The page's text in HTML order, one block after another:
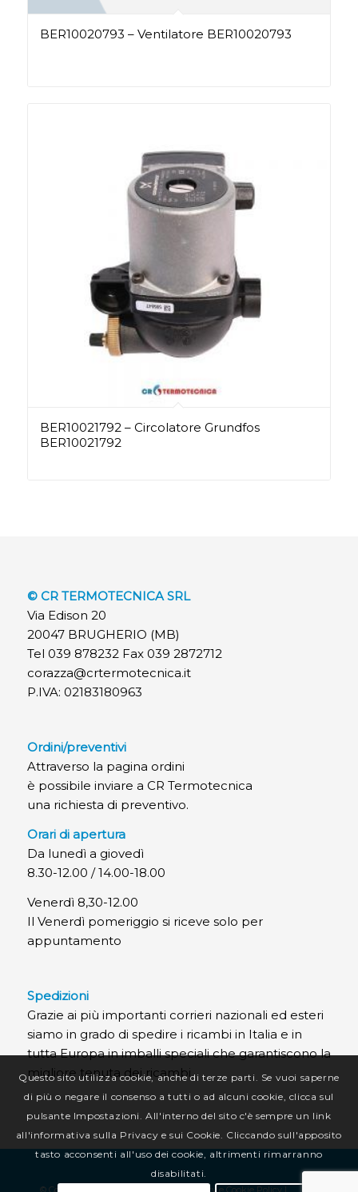
BER10020793 – Ventilatore BER10020793
BER10021792 – Circolatore Grundfos
BER10021792
© CR TERMOTECNICA SRL
Via Edison 20
20047 BRUGHERIO (MB)
Tel 039 878232 Fax 039 2872712
corazza@crtermotecnica.it
P.IVA: 02183180963
Ordini/preventivi
Attraverso la pagina ordini
è possibile inviare a CR Termotecnica
una richiesta di preventivo.
Orari di apertura
Da lunedì a giovedì
8.30-12.00 / 14.00-18.00
Venerdì 8,30-12.00
Il Venerdì pomeriggio si riceve solo per
appuntamento
Spedizioni
Grazie ai più importanti corrieri nazionali ed esteri
siamo in grado di spedire i ricambi in Italia e in
tutta Europa in imballi speciali che garantiscono la
migliore tenuta dei ricambi.
Questo sito utilizza cookie, anche di terze parti. Se vuoi saperne
di più o negare il consenso a tutti o ad alcuni cookie, clicca sul
pulsante Impostazioni. All'interno del sito c'è sempre un link
all'informativa sulla Privacy e sui Cookie. Cliccando sull'apposito
tasto acconsenti all'uso dei cookie, altrimenti rimarranno
disabilitati.